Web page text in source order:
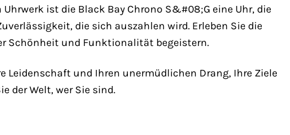
ist die Black Bay Chrono S&#08;G eine Uhr, die
die sich auszahlen wird. Erleben Sie die
Schönheit und Funktionalität begeistern.
Leidenschaft und Ihren unermüdlichen Drang, Ihre Ziele
der Welt, wer Sie sind.